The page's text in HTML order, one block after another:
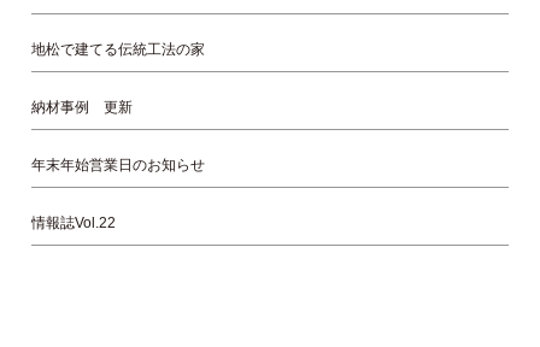
地松で建てる伝統工法の家
納材事例 更新
年末年始営業日のお知らせ
情報誌Vol.22